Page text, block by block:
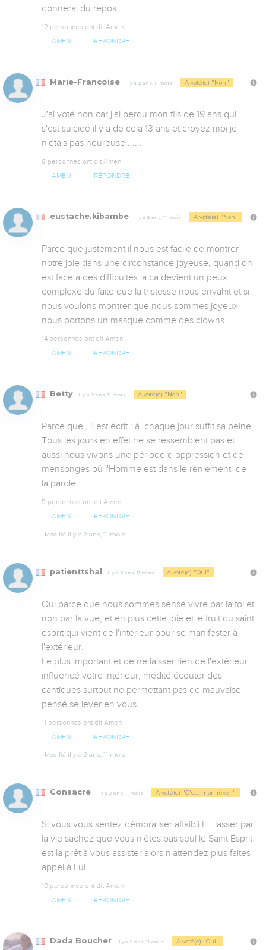
donnerai du repos.
12 personnes ont dit Amen
AMEN RÉPONDRE
Marie-Francoise Il y a 2 ans, 11 mois A voté(e) "Non"
J'ai voté non car j'ai perdu mon fils de 19 ans qui
s'est suicidé il y a de cela 13 ans et croyez moi je
n'étais pas heureuse.......
8 personnes ont dit Amen
AMEN RÉPONDRE
eustache.kibambe Il y a 2 ans, 11 mois A voté(e) "Non"
Parce que justement il nous est facile de montrer
notre joie dans une circonstance joyeuse, quand on
est face à des difficultés la ca devient un peux
complexe du faite que la tristesse nous envahit et si
nous voulons montrer que nous sommes joyeux
nous portons un masque comme des clowns.
14 personnes ont dit Amen
AMEN RÉPONDRE
Betty Il y a 2 ans, 11 mois A voté(e) "Non"
Parce que , il est écrit : à  chaque jour suffit sa peine.
Tous les jours en effet ne se ressemblent pas et
aussi nous vivons une période d oppression et de
mensonges oú l'Homme est dans le reniement  de
la parole.
9 personnes ont dit Amen
AMEN RÉPONDRE
Modifié il y a 2 ans, 11 mois
patienttshal Il y a 2 ans, 11 mois A voté(e) "Oui"
Oui parce que nous sommes sensé vivre par la foi et
non par la vue, et en plus cette joie et le fruit du saint
esprit qui vient de l'intérieur pour se manifester à
l'extérieur.
Le plus important et de ne laisser rien de l'extérieur
influencé votre intérieur, médité écouter des
cantiques surtout ne permettant pas de mauvaise
pensé se lever en vous.
11 personnes ont dit Amen
AMEN RÉPONDRE
Modifié il y a 2 ans, 11 mois
Consacre Il y a 2 ans, 11 mois A voté(e) "C'est mon rêve !"
Si vous vous sentez démoraliser affaibli ET lasser par
la vie sachez que vous n'êtes pas seul le Saint Esprit
est la prêt à vous assister alors n'attendez plus faites
appel à Lui
10 personnes ont dit Amen
AMEN RÉPONDRE
Dada Boucher Il y a 2 ans, 11 mois A voté(e) "Oui"